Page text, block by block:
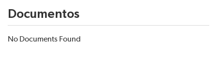
Documentos
No Documents Found